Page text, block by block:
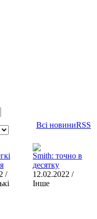
Всі новиниRSS
/
Smith: точно в
десятку
12.02.2022 /
Інше